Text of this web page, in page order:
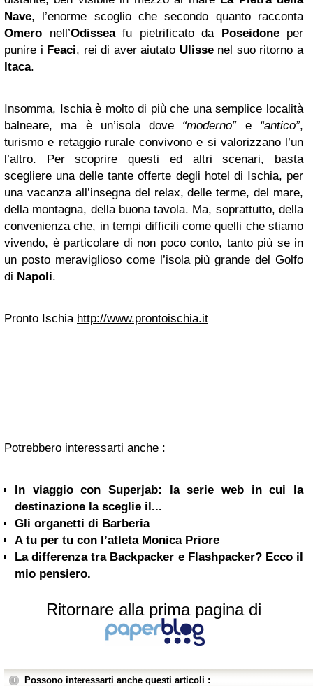
Nave, l’enorme scoglio che secondo quanto racconta
Omero nell’Odisseafu pietrificato da Poseidoneper
punire i Feaci, rei di aver aiutato Ulissenel suo ritorno a
Itaca.
Insomma, Ischia è molto di più che una semplice località
balneare, ma è un’isola dove “moderno”e “antico”,
turismo e retaggio rurale convivono e si valorizzano l’un
l’altro. Per scoprire questi ed altri scenari, basta
scegliere una delle tante offerte degli hotel di Ischia, per
una vacanza all’insegna del relax, delle terme, del mare,
della montagna, della buona tavola. Ma, soprattutto, della
convenienza che, in tempi difficili come quelli che stiamo
vivendo, è particolare di non poco conto, tanto più se in
un posto meraviglioso come l’isola più grande del Golfo
di Napoli.
Pronto Ischia http://www.prontoischia.it
Potrebbero interessarti anche :
In viaggio con Superjab: la serie web in cui la
destinazione la sceglie il...
Gli organetti di Barberia
A tu per tu con l’atleta Monica Priore
La differenza tra Backpacker e Flashpacker? Ecco il
mio pensiero.
Ritornare alla prima pagina di
Possono interessarti anche questi articoli :